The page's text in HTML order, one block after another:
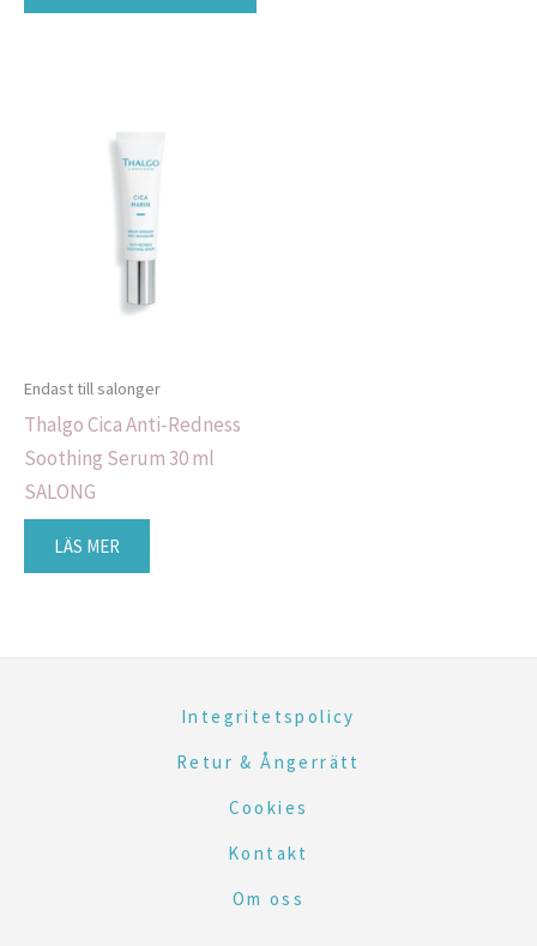
Endast till salonger
Thalgo Cica Anti-Redness
Soothing Serum 30 ml
SALONG
LÄS MER
Integritetspolicy
Retur & Ångerrätt
Cookies
Kontakt
Om oss